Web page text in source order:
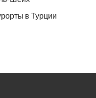
в Турции